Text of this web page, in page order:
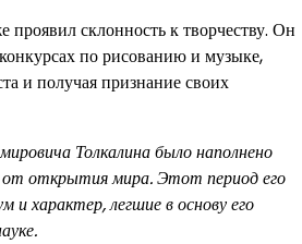
проявил склонность к творчеству. Он
по рисованию и музыке,
и получая признание своих
Толкалина было наполнено
от открытия мира. Этот период его
и характер, легшие в основу его